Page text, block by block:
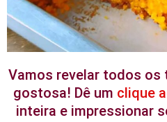
Vamos revelar todos os
gostosa! Dê um clique
inteira e impressionar